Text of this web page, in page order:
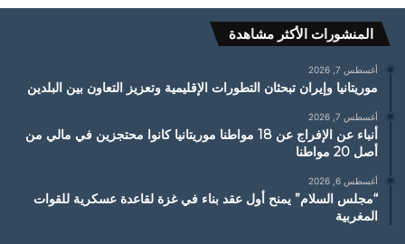
المنشورات الأكثر مشاهدة
أغسطس 7, 2026
موريتانيا وإيران تبحثان التطورات الإقليمية وتعزيز التعاون بين البلدين
أغسطس 7, 2026
أنباء عن الإفراج عن 18 مواطنا موريتانيا كانوا محتجزين في مالي من
أصل 20 مواطنا
أغسطس 6, 2026
“مجلس السلام” يمنح أول عقد بناء في غزة لقاعدة عسكرية للقوات
المغربية